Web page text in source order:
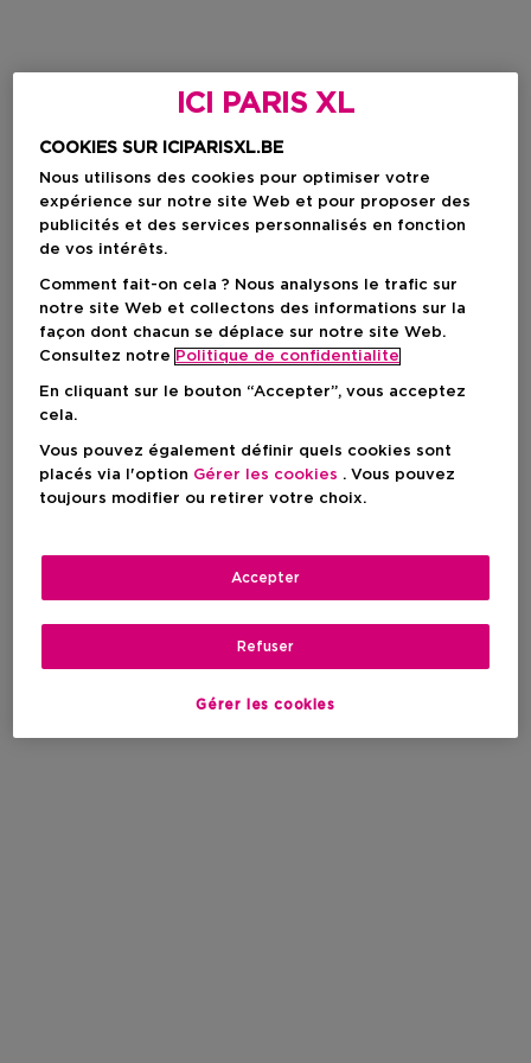
ICI PARIS XL
COOKIES SUR ICIPARISXL.BE
Nous utilisons des cookies pour optimiser votre
expérience sur notre site Web et pour proposer des
publicités et des services personnalisés en fonction
de vos intérêts.
Comment fait-on cela ? Nous analysons le trafic sur
notre site Web et collectons des informations sur la
façon dont chacun se déplace sur notre site Web.
Consultez notre Politique de confidentialite
En cliquant sur le bouton “Accepter”, vous acceptez
cela.
Vous pouvez également définir quels cookies sont
placés via l'option Gérer les cookies . Vous pouvez
toujours modifier ou retirer votre choix.
Gérer les cookies
Refuser
Accepter